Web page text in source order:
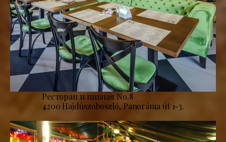
Ресторан и пивная No.8
4200 Hajdúszoboszló, Panoráma út 1-3.